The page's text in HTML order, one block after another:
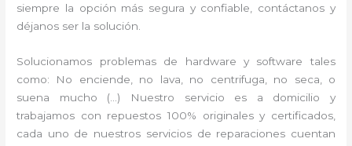
siempre la opción más segura y confiable, contáctanos y
déjanos ser la solución.
Solucionamos problemas de hardware y software tales
como: No enciende, no lava, no centrifuga, no seca, o
suena mucho (…) Nuestro servicio es a domicilio y
trabajamos con repuestos 100% originales y certificados,
cada uno de nuestros servicios de reparaciones cuentan